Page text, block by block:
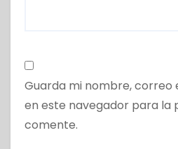
Guarda mi nombre, correo
en este navegador para la
comente.